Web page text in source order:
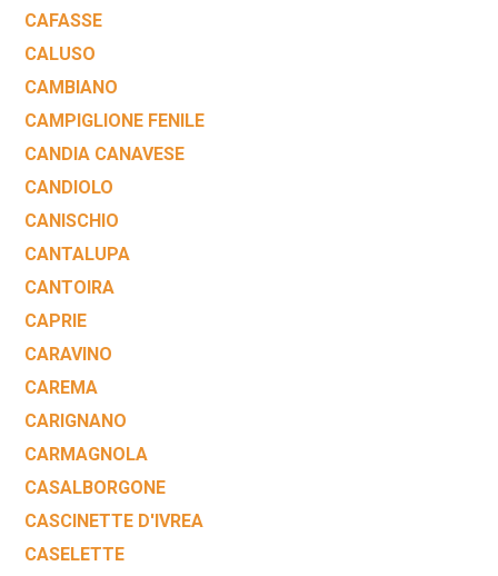
CAFASSE
CALUSO
CAMBIANO
CAMPIGLIONE FENILE
CANDIA CANAVESE
CANDIOLO
CANISCHIO
CANTALUPA
CANTOIRA
CAPRIE
CARAVINO
CAREMA
CARIGNANO
CARMAGNOLA
CASALBORGONE
CASCINETTE D'IVREA
CASELETTE